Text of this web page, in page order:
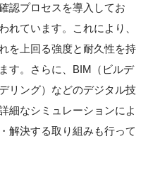
認プロセスを導入してお
れています。これにより、
を上回る強度と耐久性を持
す。さらに、BIM（ビルデ
リング）などのデジタル技
細なシミュレーションによ
解決する取り組みも行って